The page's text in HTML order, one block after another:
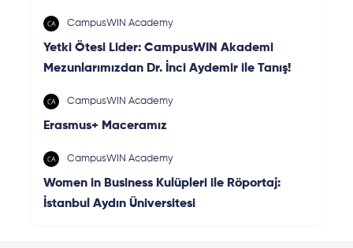
CampusWIN Academy
Yetki Ötesi Lider: CampusWIN Akademi
Mezunlarımızdan Dr. İnci Aydemir ile Tanış!
CampusWIN Academy
Erasmus+ Maceramız
CampusWIN Academy
Women in Business Kulüpleri ile Röportaj:
İstanbul Aydın Üniversitesi